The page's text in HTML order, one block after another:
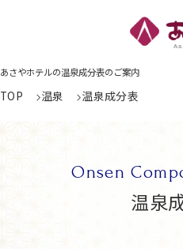
あさやホテルの温泉成分表のご案内
TOP 温泉 温泉成分表
Onsen
温泉